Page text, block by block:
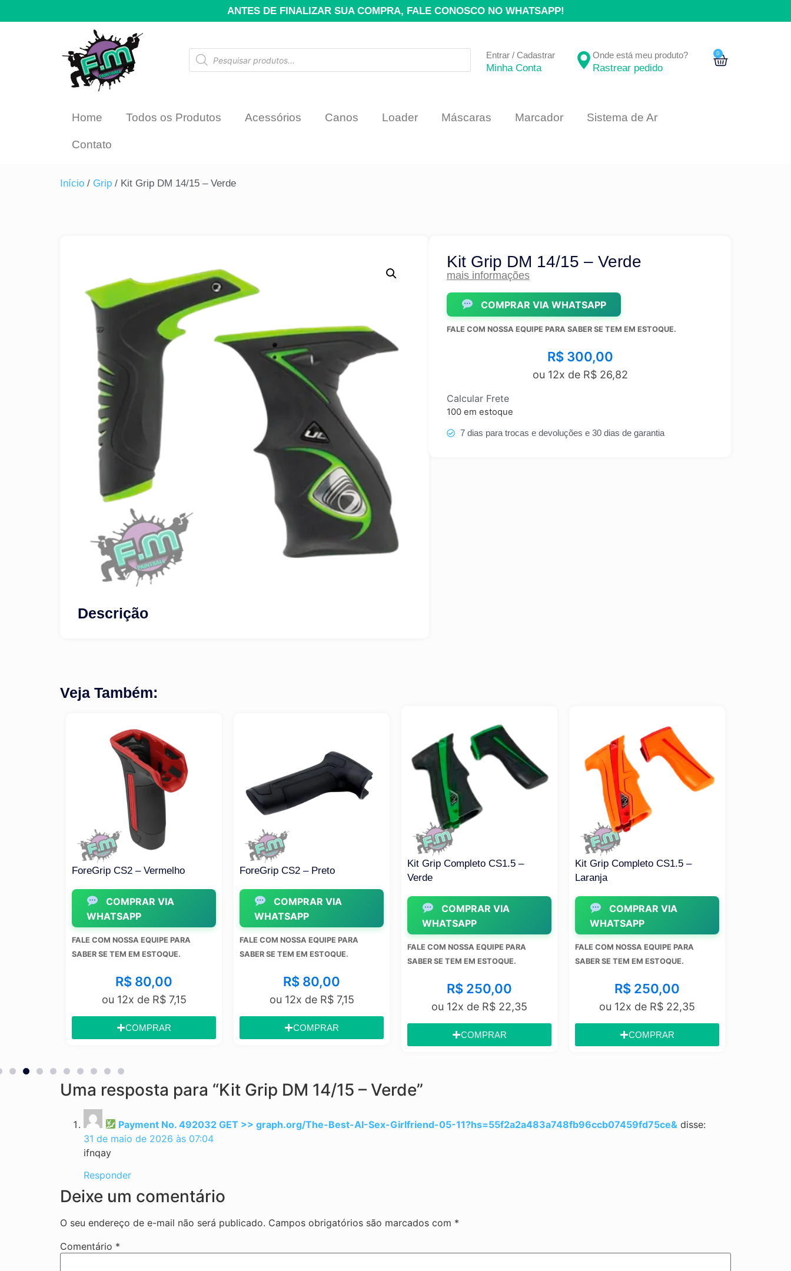
ANTES DE FINALIZAR SUA COMPRA, FALE CONOSCO NO WHATSAPP!
Entrar / Cadastrar
Minha Conta
Onde está meu produto?
Rastrear pedido
0
Home Todos os Produtos Acessórios Canos Loader Máscaras Marcador Sistema de Ar
Contato
Início / Grip / Kit Grip DM 14/15 – Verde
Descrição
Kit Grip DM 14/15 – Verde
mais informações
COMPRAR VIA WHATSAPP
FALE COM NOSSA EQUIPE PARA SABER SE TEM EM ESTOQUE.
R$300,00
ou 12x de R$26,82
Calcular Frete
100 em estoque
7 dias para trocas e devoluções e 30 dias de garantia
Veja Também:
CS2 – Vermelho
COMPRAR VIA
COM NOSSA EQUIPE PARA
SE TEM EM ESTOQUE.
7,15
ForeGrip CS2 – Preto
COMPRAR VIA
FALE COM NOSSA EQUIPE PARA
SABER SE TEM EM ESTOQUE.
7,15
Kit Grip Completo CS1.5 –
COMPRAR VIA
WHATSAPP
FALE COM NOSSA EQUIPE PARA
SABER SE TEM EM ESTOQUE.
22,35
Kit Grip Completo CS1.5 –
COMPRAR VIA
FALE COM NOSSA EQUIPE PARA
SABER SE TEM EM ESTOQUE.
ou 12x de 22,35
COMPRAR VIA
FALE COM NOSSA EQUIPE PARA
ou 12x de
Uma resposta para “Kit Grip DM 14/15 – Verde”
Payment No. 492032 GET >> graph.org/The-Best-AI-Sex-Girlfriend-05-11?hs=55f2a2a483a748fb96ccb07459fd75ce& disse:
31 de maio de 2026 às 07:04
ifnqay
Responder
Deixe um comentário
O seu endereço de e-mail não será publicado. Campos obrigatórios são marcados com *
Comentário *